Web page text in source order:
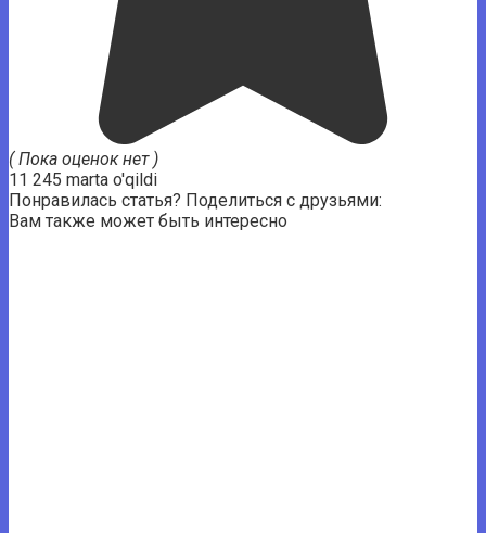
( Пока оценок нет )
11 245 marta o'qildi
Понравилась статья? Поделиться с друзьями:
Вам также может быть интересно